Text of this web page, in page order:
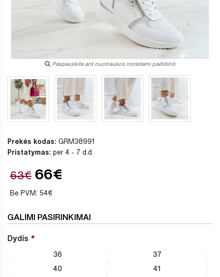
Paspauskite ant nuotraukos norėdami padidinti
Prekės kodas: GRM38991
Pristatymas: per 4 - 7 d.d.
63€ 66€
Be PVM: 54€
GALIMI PASIRINKIMAI
Dydis
36 37
40 41